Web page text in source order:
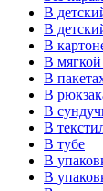
В
В
В
В
В
В
В
В
В тубе
В
В